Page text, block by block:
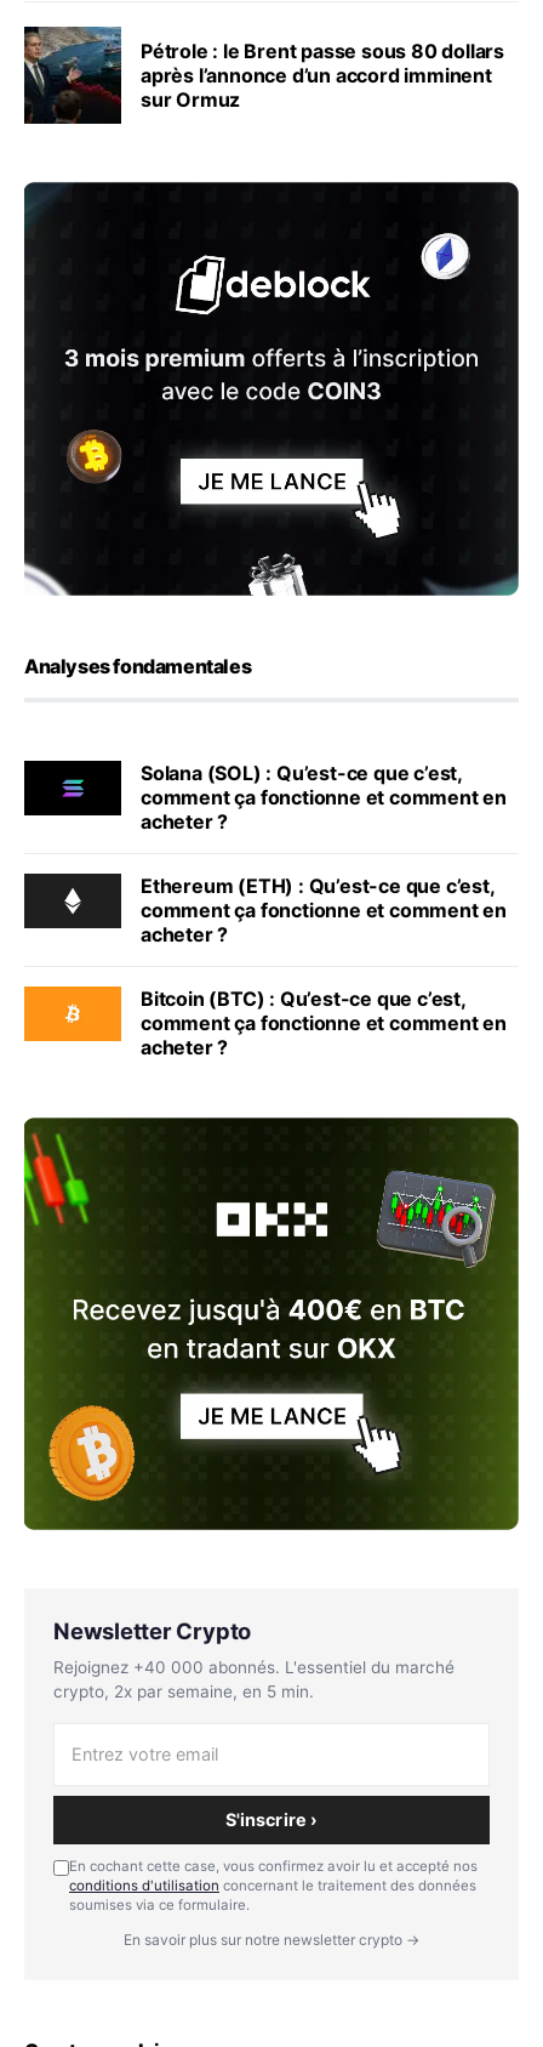
Pétrole : le Brent passe sous 80 dollars
après l’annonce d’un accord imminent
sur Ormuz
Analyses fondamentales
Solana (SOL) : Qu’est-ce que c’est,
comment ça fonctionne et comment en
acheter ?
Ethereum (ETH) : Qu’est-ce que c’est,
comment ça fonctionne et comment en
acheter ?
Bitcoin (BTC) : Qu’est-ce que c’est,
comment ça fonctionne et comment en
acheter ?
Newsletter Crypto
Rejoignez +40 000 abonnés. L'essentiel du marché
crypto, 2x par semaine, en 5 min.
S'inscrire ›
En cochant cette case, vous confirmez avoir lu et accepté nos
conditions d'utilisation concernant le traitement des données
soumises via ce formulaire.
En savoir plus sur notre newsletter crypto →